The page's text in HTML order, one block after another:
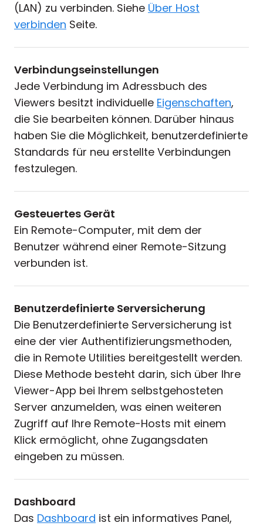
(LAN) zu verbinden. Siehe Über Host
verbinden Seite.
Verbindungseinstellungen
Jede Verbindung im Adressbuch des
Viewers besitzt individuelle Eigenschaften,
die Sie bearbeiten können. Darüber hinaus
haben Sie die Möglichkeit, benutzerdefinierte
Standards für neu erstellte Verbindungen
festzulegen.
Gesteuertes Gerät
Ein Remote-Computer, mit dem der
Benutzer während einer Remote-Sitzung
verbunden ist.
Benutzerdefinierte Serversicherung
Die Benutzerdefinierte Serversicherung ist
eine der vier Authentifizierungsmethoden,
die in Remote Utilities bereitgestellt werden.
Diese Methode besteht darin, sich über Ihre
Viewer-App bei Ihrem selbstgehosteten
Server anzumelden, was einen weiteren
Zugriff auf Ihre Remote-Hosts mit einem
Klick ermöglicht, ohne Zugangsdaten
eingeben zu müssen.
Dashboard
Das Dashboard ist ein informatives Panel,